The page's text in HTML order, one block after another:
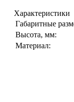
Характеристики
Габаритные
Высота, мм:
Материал: